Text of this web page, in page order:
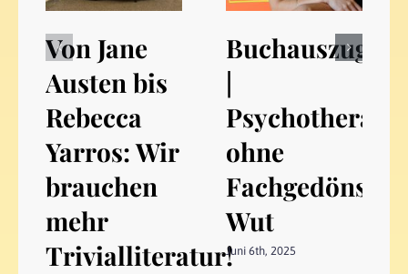
Von Jane
Austen bis
Rebecca
Yarros: Wir
brauchen
mehr
Trivialliteratur!
Buchauszug
|
ohne
Fachgedöns:
Wut
Juni 6th, 2025